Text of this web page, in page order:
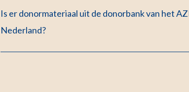
Is er donormateriaal uit de donorbank van het
Nederland?